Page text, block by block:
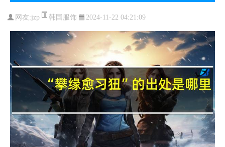
网友:jzp 韩国服饰 2024-11-22 04:21:09